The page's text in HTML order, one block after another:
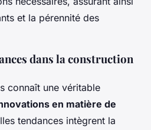
et la pérennité des
dans la construction
connaît une véritable
en matière de
tendances intègrent la